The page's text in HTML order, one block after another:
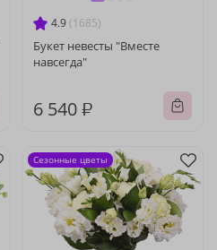
4.9 (1685)
Букет невесты "Вместе
навсегда"
6 540 ₽
Сезонные цветы